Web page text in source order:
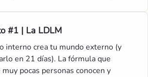
#1 | La LDLM
interno crea tu mundo externo (y
en 21 días). La fórmula que
pocas personas conocen y